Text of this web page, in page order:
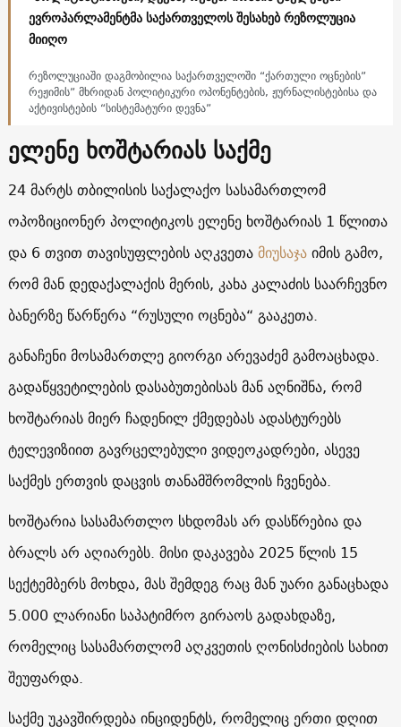
ევროპარლამენტმა საქართველოს შესახებ რეზოლუცია
მიიღო
რეზოლუციაში დაგმობილია საქართველოში “ქართული ოცნების”
რეჟიმის” მხრიდან პოლიტიკური ოპონენტების, ჟურნალისტებისა და
აქტივისტების “სისტემატური დევნა”
ელენე ხოშტარიას საქმე
24 მარტს თბილისის საქალაქო სასამართლომ
ოპოზიციონერ პოლიტიკოს ელენე ხოშტარიას 1 წლითა
და 6 თვით თავისუფლების აღკვეთამიუსაჯაიმის გამო,
რომ მან დედაქალაქის მერის, კახა კალაძის საარჩევნო
ბანერზე წარწერა “რუსული ოცნება“ გააკეთა.
განაჩენი მოსამართლე გიორგი არევაძემ გამოაცხადა.
გადაწყვეტილების დასაბუთებისას მან აღნიშნა, რომ
ხოშტარიას მიერ ჩადენილ ქმედებას ადასტურებს
ტელევიზიით გავრცელებული ვიდეოკადრები, ასევე
საქმეს ერთვის დაცვის თანამშრომლის ჩვენება.
ხოშტარია სასამართლო სხდომას არ დასწრებია და
ბრალს არ აღიარებს. მისი დაკავება 2025 წლის 15
სექტემბერს მოხდა, მას შემდეგ რაც მან უარი განაცხადა
5.000 ლარიანი საპატიმრო გირაოს გადახდაზე,
რომელიც სასამართლომ აღკვეთის ღონისძიების სახით
შეუფარდა.
საქმე უკავშირდება ინციდენტს, რომელიც ერთი დღით